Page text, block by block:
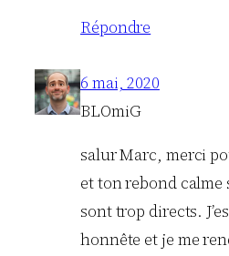
Répondre
6 mai, 2020
BLOmiG
salur Marc, merci
et ton rebond
sont trop directs.
honnête et je me